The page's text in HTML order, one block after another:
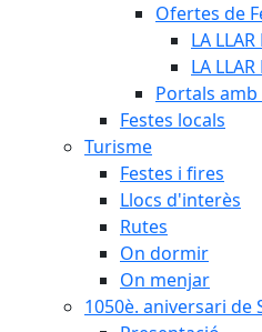
Ofertes de
LA
LA
Portals
Festes locals
Turisme
Festes i fires
Llocs d'interès
Rutes
On dormir
On menjar
1050è. aniversari de